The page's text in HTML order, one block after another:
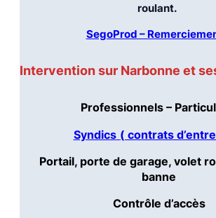
roulant.
SegoProd –
Intervention sur Narbonne et
Professionnels –
Syndics ( contrats
Portail, porte de garage, volet
banne
Contrôle d’accès